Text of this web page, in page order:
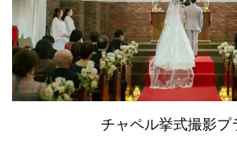
チャペル挙式撮影プ